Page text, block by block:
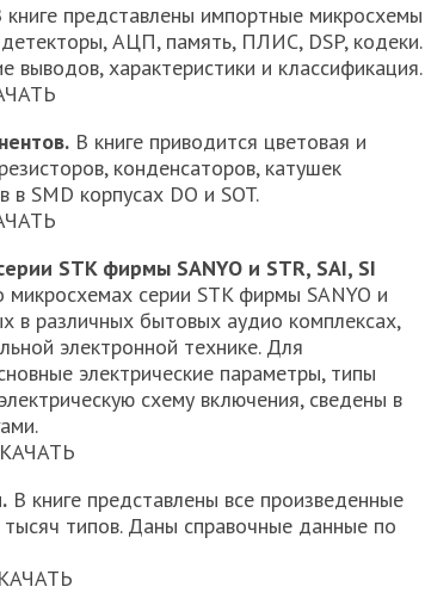
книге представлены импортные микросхемы
АЦП, память, ПЛИС, DSP, кодеки.
характеристики и классификация.
В книге приводится цветовая и
конденсаторов, катушек
SMD корпусах DO и SOT.
STK фирмы SANYO и STR, SAI, SI
микросхемах серии STK фирмы SANYO и
в различных бытовых аудио комплексах,
электронной технике. Для
электрические параметры, типы
схему включения, сведены в
В книге представлены все произведенные
типов. Даны справочные данные по